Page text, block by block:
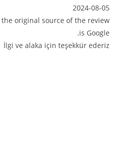
2024-08-05
original source of the review
is Google.
ve alaka için teşekkür ederiz